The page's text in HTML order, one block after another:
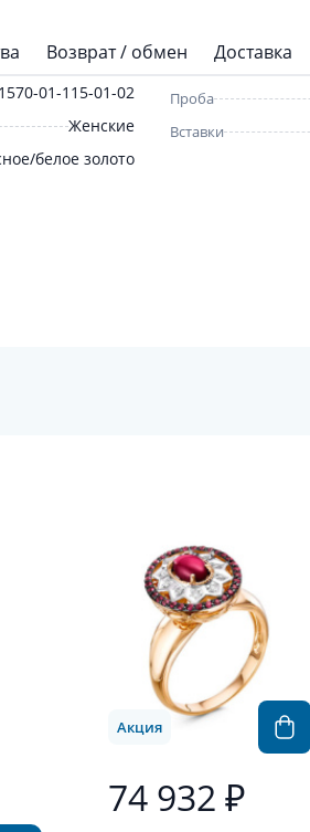
Возврат / обмен Доставка
01-115-01-02
Женские
белое золото
Проба
Вставки
74 932 ₽
Акция